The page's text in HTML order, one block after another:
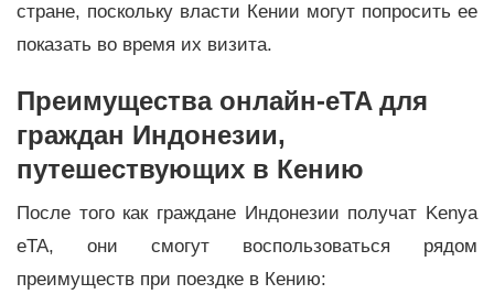
стране, поскольку власти Кении могут попросить ее
показать во время их визита.
Преимущества онлайн-eTA для
граждан Индонезии,
путешествующих в Кению
После того как граждане Индонезии получат Kenya
eTA, они смогут воспользоваться рядом
преимуществ при поездке в Кению: